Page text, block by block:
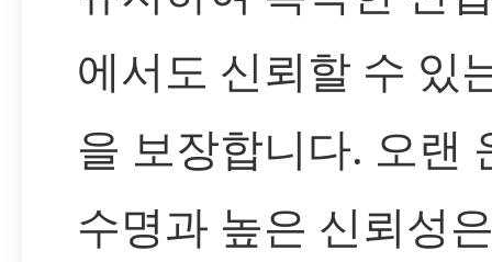
에서도 신뢰할 수 있
을 보장합니다. 오랜
수명과 높은 신뢰성